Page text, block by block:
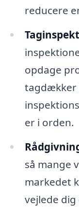
reducere
opdage
tagdækker
er i orden.
så mange
markedet
vejlede